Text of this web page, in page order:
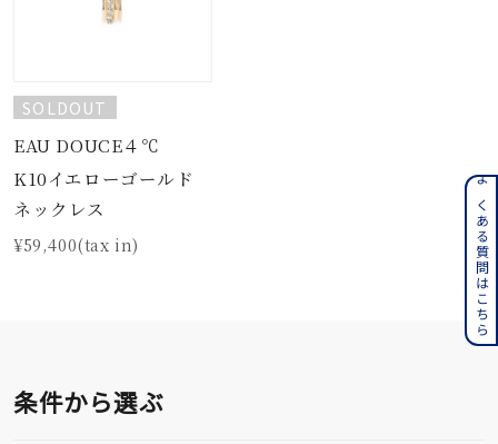
SOLDOUT
EAU DOUCE４℃
K10イエローゴールド
ネックレス
¥59,400(tax in)
条件から選ぶ
よくある質問はこちら